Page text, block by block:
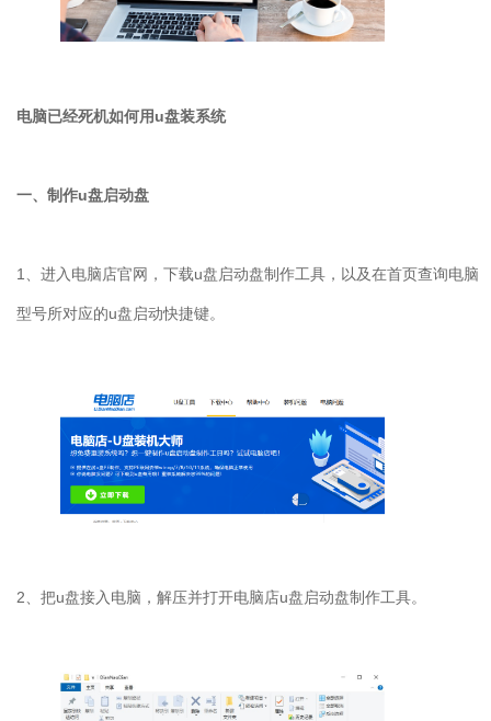
电脑已经死机如何用u盘装系统
一、制作u盘启动盘
1、进入电脑店官网，下载u盘启动盘制作工具，以及在首页查询电脑
型号所对应的u盘启动快捷键。
2、把u盘接入电脑，解压并打开电脑店u盘启动盘制作工具。